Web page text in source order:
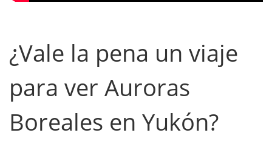
¿Vale la pena un viaje
para ver Auroras
Boreales en Yukón?